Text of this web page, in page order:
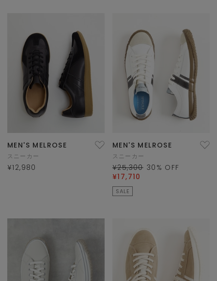
MEN'S MELROSE
スニーカー
¥12,980
MEN'S MELROSE
スニーカー
¥25,300 30 % OFF
¥17,710
SALE